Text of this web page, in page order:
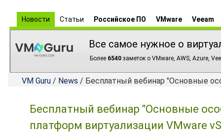
Новости Статьи Российское ПО VMware Veeam
Все самое нужное о
Более 6540 заметок о VMware, AWS, Azure,
VM Guru / News / Бесплатный вебинар "Основные
Бесплатный вебинар "Основные
платформ виртуализации VMware